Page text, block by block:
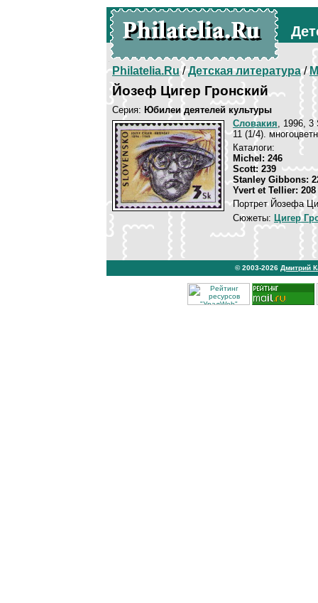
Philatelia.Ru/Детская литература/
Йозеф Цигер Гронский
Серия: Юбилеи деятелей культуры
Словакия, 1996, 3
11 (1/4).
Каталоги:
Michel: 246
Scott: 239
Stanley Gibbons:
Yvert et Tellier: 208
Портрет Йозефа
Сюжеты: Цигер
© 2003-2026 Дмитрий